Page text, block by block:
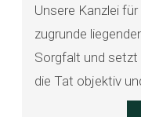
Unsere Kanzlei
zugrunde
Sorgfalt und setzt
die Tat objektiv